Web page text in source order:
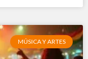
MÚSICA Y ARTES